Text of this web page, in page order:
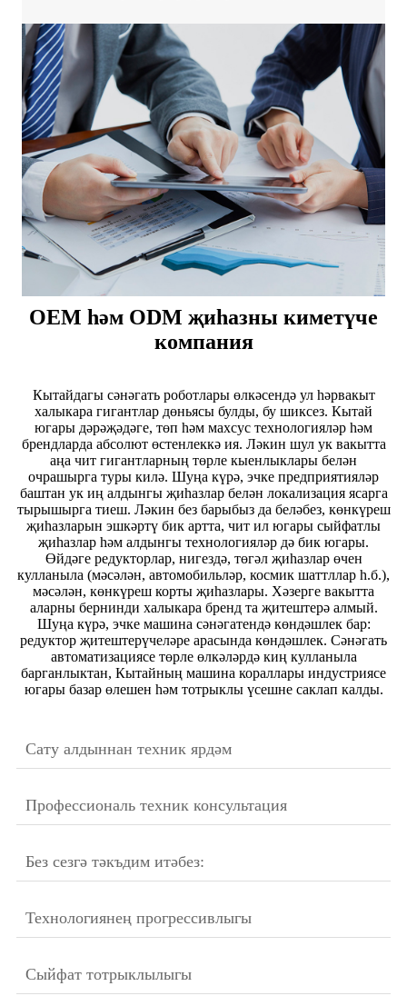
OEM һәм ODM җиһазны киметүче
компания
Кытайдагы сәнәгать роботлары өлкәсендә ул һәрвакыт
халыкара гигантлар дөньясы булды, бу шиксез. Кытай
югары дәрәҗәдәге, төп һәм махсус технологияләр һәм
брендларда абсолют өстенлеккә ия. Ләкин шул ук вакытта
аңа чит гигантларның төрле кыенлыклары белән
очрашырга туры килә. Шуңа күрә, эчке предприятияләр
баштан ук иң алдынгы җиһазлар белән локализация ясарга
тырышырга тиеш. Ләкин без барыбыз да беләбез, көнкүреш
җиһазларын эшкәртү бик артта, чит ил югары сыйфатлы
җиһазлар һәм алдынгы технологияләр дә бик югары.
Өйдәге редукторлар, нигездә, төгәл җиһазлар өчен
кулланыла (мәсәлән, автомобильләр, космик шаттллар һ.б.),
мәсәлән, көнкүреш корты җиһазлары. Хәзерге вакытта
аларны бернинди халыкара бренд та җитештерә алмый.
Шуңа күрә, эчке машина сәнәгатендә көндәшлек бар:
редуктор җитештерүчеләре арасында көндәшлек. Сәнәгать
автоматизациясе төрле өлкәләрдә киң кулланыла
барганлыктан, Кытайның машина кораллары индустриясе
югары базар өлешен һәм тотрыклы үсешне саклап калды.
Сату алдыннан техник ярдәм
Профессиональ техник консультация
Без сезгә тәкъдим итәбез:
Технологиянең прогрессивлыгы
Сыйфат тотрыклылыгы